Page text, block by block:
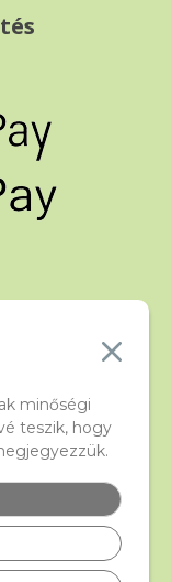
minőségi
teszik, hogy